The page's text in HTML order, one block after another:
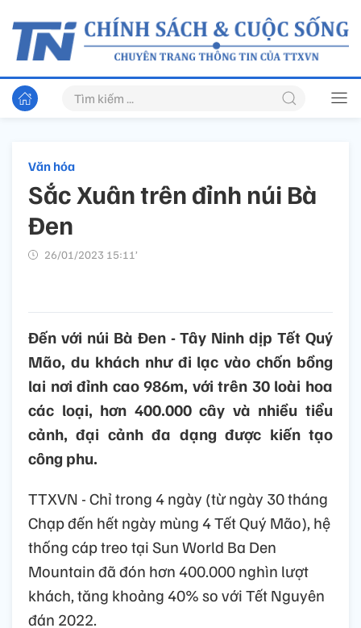
Văn hóa
Sắc Xuân trên đỉnh núi Bà
Đen
26/01/2023 15:11’
Đến với núi Bà Đen - Tây Ninh dịp Tết Quý
Mão, du khách như đi lạc vào chốn bồng
lai nơi đỉnh cao 986m, với trên 30 loài hoa
các loại, hơn 400.000 cây và nhiều tiểu
cảnh, đại cảnh đa dạng được kiến tạo
công phu.
TTXVN - Chỉ trong 4 ngày (từ ngày 30 tháng
Chạp đến hết ngày mùng 4 Tết Quý Mão), hệ
thống cáp treo tại Sun World Ba Den
Mountain đã đón hơn 400.000 nghìn lượt
khách, tăng khoảng 40% so với Tết Nguyên
đán 2022.